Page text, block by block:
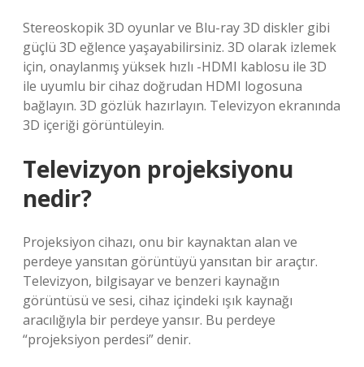
Stereoskopik 3D oyunlar ve Blu-ray 3D diskler gibi
güçlü 3D eğlence yaşayabilirsiniz. 3D olarak izlemek
için, onaylanmış yüksek hızlı -HDMI kablosu ile 3D
ile uyumlu bir cihaz doğrudan HDMI logosuna
bağlayın. 3D gözlük hazırlayın. Televizyon ekranında
3D içeriği görüntüleyin.
Televizyon projeksiyonu
nedir?
Projeksiyon cihazı, onu bir kaynaktan alan ve
perdeye yansıtan görüntüyü yansıtan bir araçtır.
Televizyon, bilgisayar ve benzeri kaynağın
görüntüsü ve sesi, cihaz içindeki ışık kaynağı
aracılığıyla bir perdeye yansır. Bu perdeye
“projeksiyon perdesi” denir.